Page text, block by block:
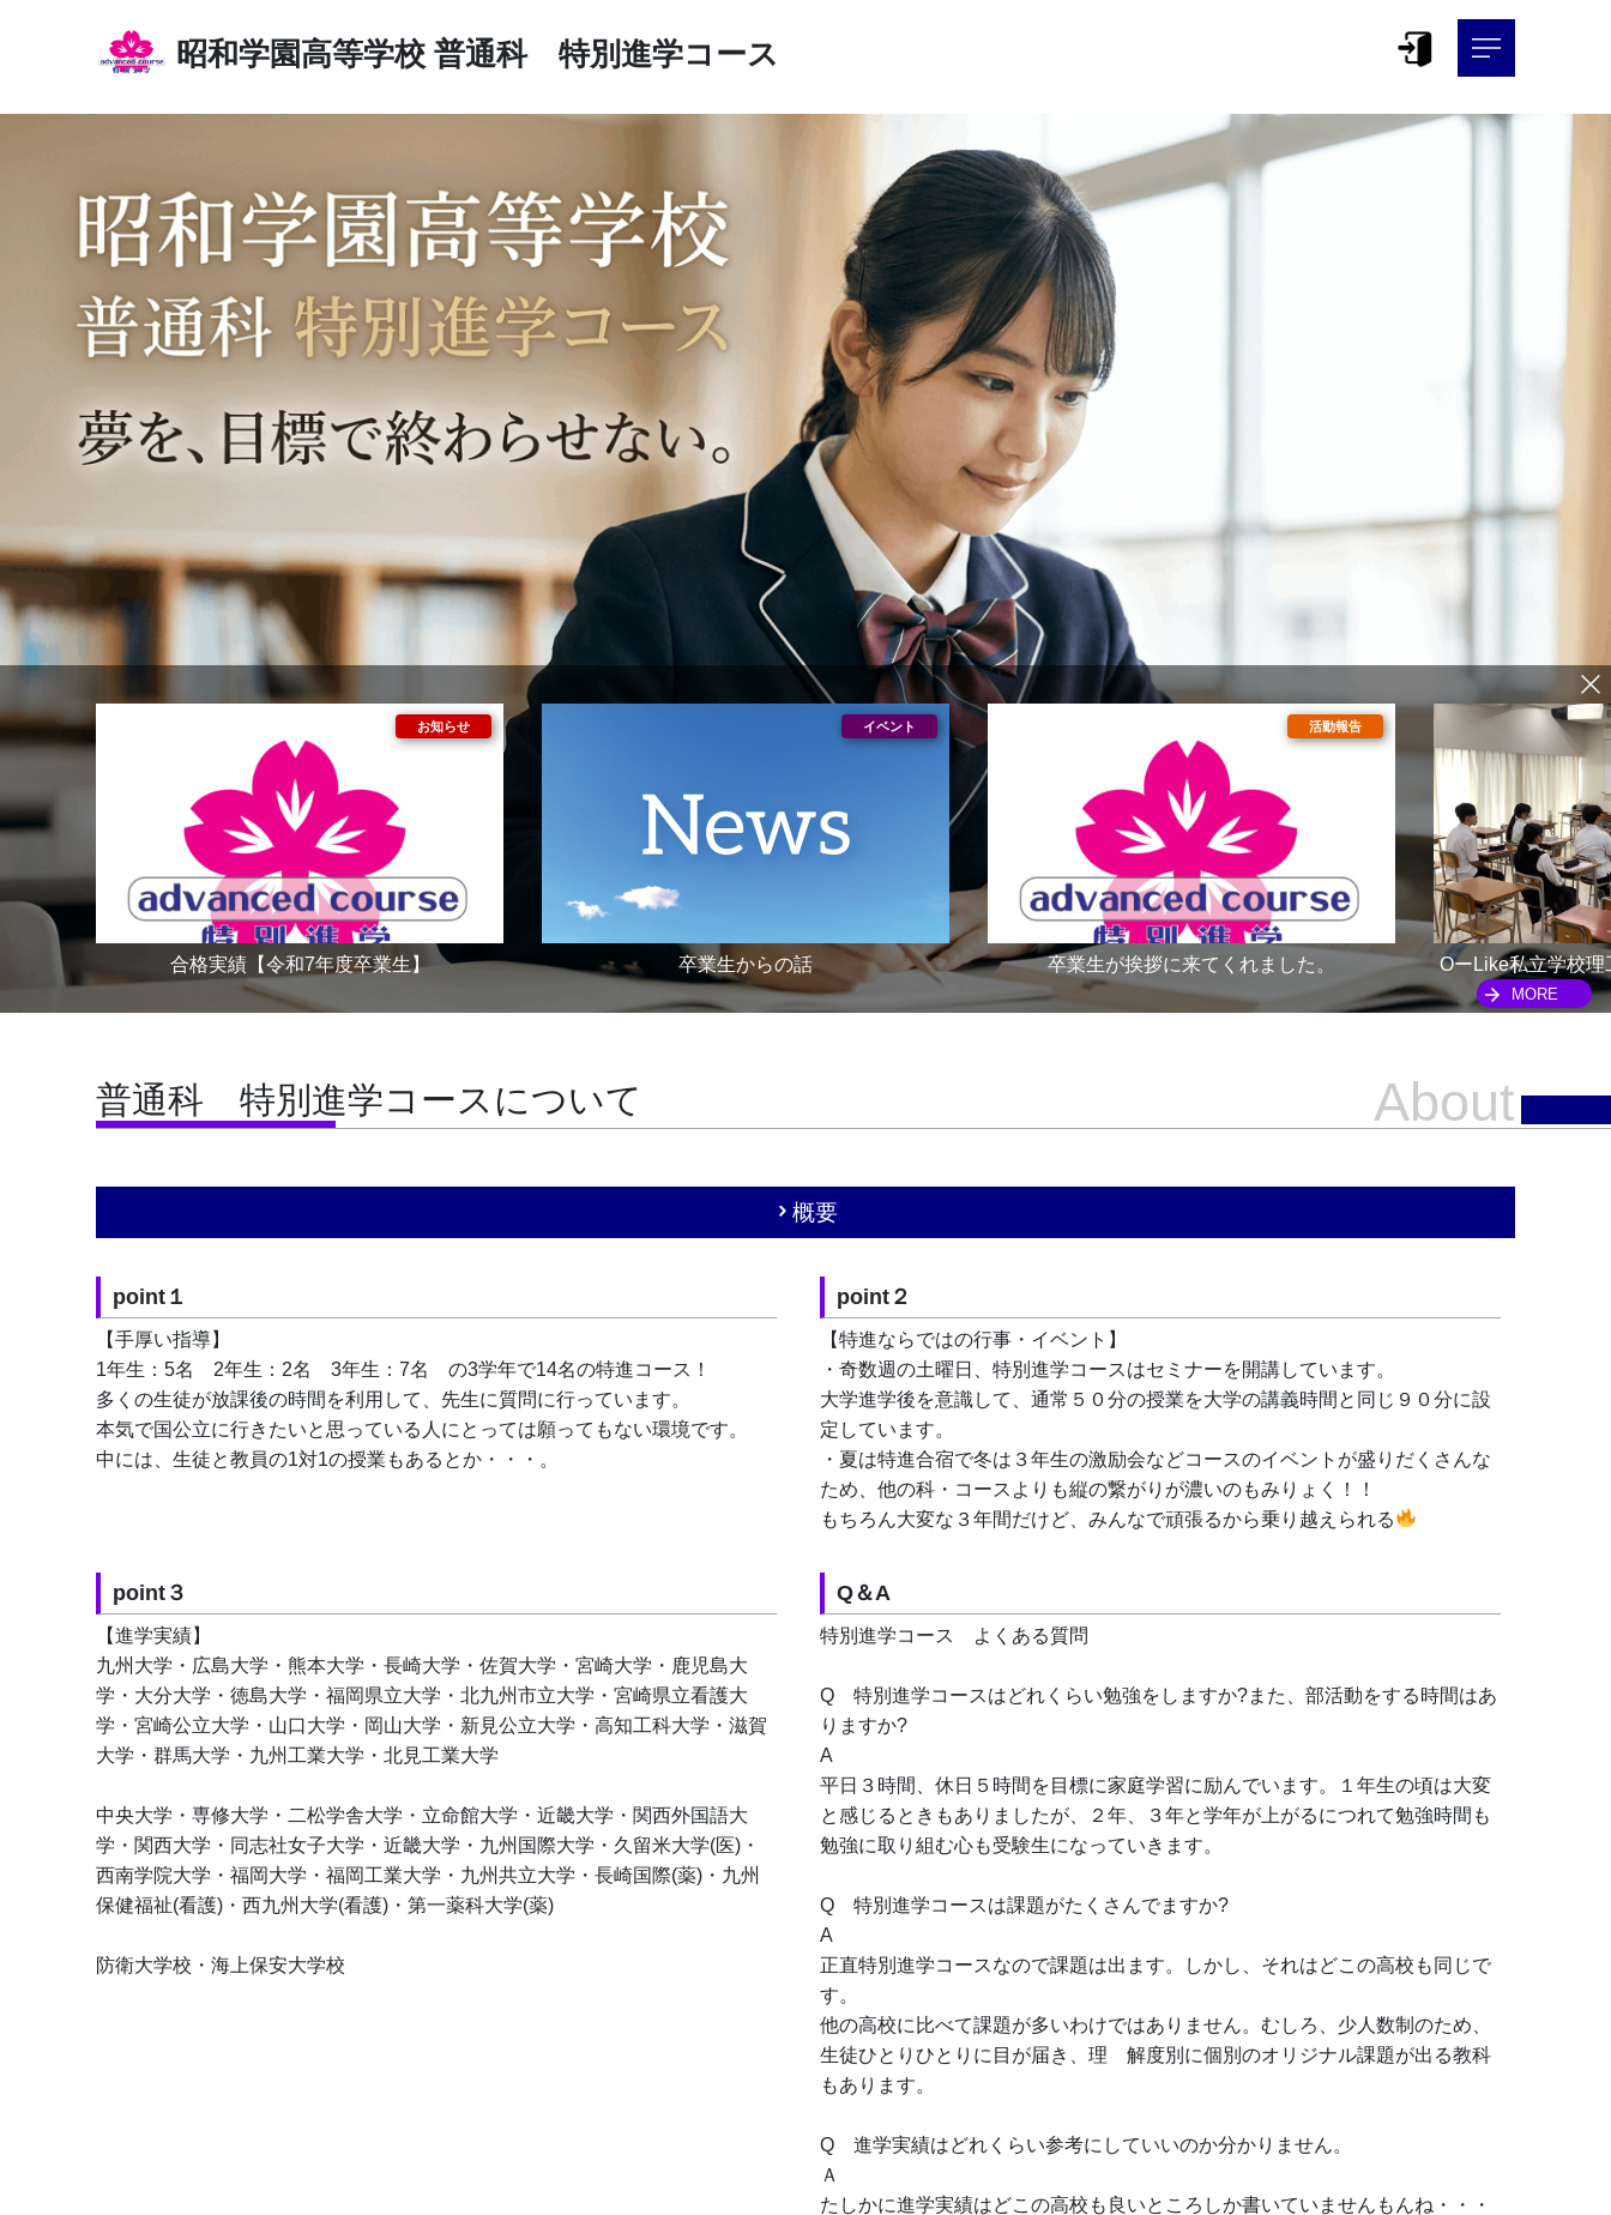
昭和学園高等学校 普通科 特別進学コース
合格実績【令和7年度卒業生】 卒業生からの話 卒業生が挨拶に来てくれました。 OーLike私立学校
MORE
普通科 特別進学コースについて About
概要
point１
【手厚い指導】
1年生：5名　2年生：2名　3年生：7名　の3学年で14名の特進コース！
多くの生徒が放課後の時間を利用して、先生に質問に行っています。
本気で国公立に行きたいと思っている人にとっては願ってもない環境です。
中には、生徒と教員の1対1の授業もあるとか・・・。
point２
【特進ならではの行事・イベント】
・奇数週の土曜日、特別進学コースはセミナーを開講しています。
大学進学後を意識して、通常５０分の授業を大学の講義時間と同じ９０分に設
定しています。
・夏は特進合宿で冬は３年生の激励会などコースのイベントが盛りだくさんな
ため、他の科・コースよりも縦の繋がりが濃いのもみりょく！！
もちろん大変な３年間だけど、みんなで頑張るから乗り越えられる
point３
【進学実績】
九州大学・広島大学・熊本大学・長崎大学・佐賀大学・宮崎大学・鹿児島大
学・大分大学・徳島大学・福岡県立大学・北九州市立大学・宮崎県立看護大
学・宮崎公立大学・山口大学・岡山大学・新見公立大学・高知工科大学・滋賀
大学・群馬大学・九州工業大学・北見工業大学
中央大学・専修大学・二松学舎大学・立命館大学・近畿大学・関西外国語大
学・関西大学・同志社女子大学・近畿大学・九州国際大学・久留米大学(医)・
西南学院大学・福岡大学・福岡工業大学・九州共立大学・長崎国際(薬)・九州
保健福祉(看護)・西九州大学(看護)・第一薬科大学(薬)
防衛大学校・海上保安大学校
Q＆A
特別進学コース　よくある質問
Q　特別進学コースはどれくらい勉強をしますか?また、部活動をする時間はあ
りますか?
A
平日３時間、休日５時間を目標に家庭学習に励んでいます。１年生の頃は大変
と感じるときもありましたが、２年、３年と学年が上がるにつれて勉強時間も
勉強に取り組む心も受験生になっていきます。
Q　特別進学コースは課題がたくさんでますか?
A
正直特別進学コースなので課題は出ます。しかし、それはどこの高校も同じで
す。
他の高校に比べて課題が多いわけではありません。むしろ、少人数制のため、
生徒ひとりひとりに目が届き、理　解度別に個別のオリジナル課題が出る教科
もあります。
Q　進学実績はどれくらい参考にしていいのか分かりません。
Ａ
たしかに進学実績はどこの高校も良いところしか書いていませんもんね・・・